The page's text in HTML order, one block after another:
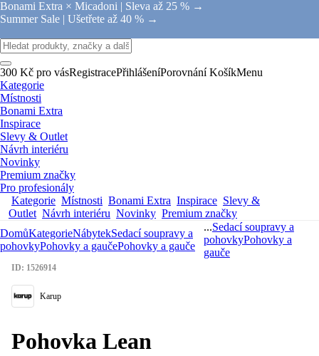
Bonami Extra × Micadoni | Sleva až 25 % →
Summer Sale | Ušetřete až 40 % →
300 Kč pro vásRegistracePřihlášeníPorovnání KošíkMenu
Kategorie
Místnosti
Bonami Extra
Inspirace
Slevy & Outlet
Návrh interiéru
Novinky
Premium značky
Pro profesionály
Kategorie Místnosti Bonami Extra Inspirace Slevy &
Outlet Návrh interiéru Novinky Premium značky
DomůKategorieNábytekSedací soupravy a
pohovkyPohovky a gaučePohovky a gauče
...Sedací soupravy a
pohovkyPohovky a
gauče
ID: 1526914
Karup
Pohovka Lean